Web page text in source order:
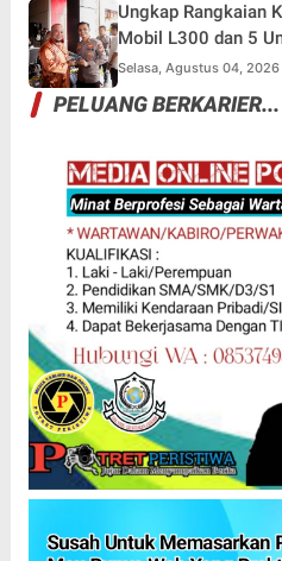
Ungkap Rangkaian
Mobil L300 dan 5
Dikembalikan
Selasa, Agustus 04, 2026
PELUANG BERKARIER...